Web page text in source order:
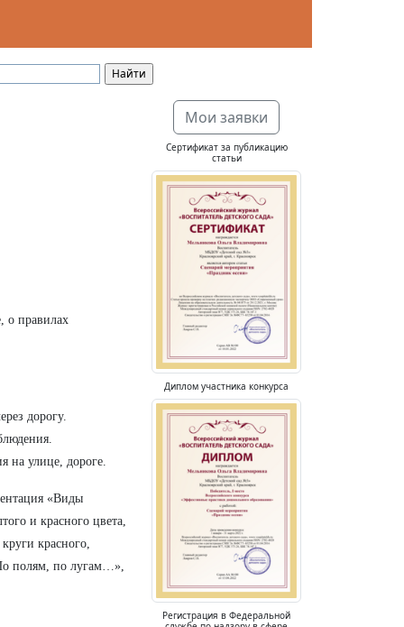
о правилах
дорогу.
на улице, дороге.
«Виды
и красного цвета,
красного,
полям, по лугам…»,
Мои заявки
Сертификат за публикацию
статьи
Диплом участника конкурса
Регистрация в Федеральной